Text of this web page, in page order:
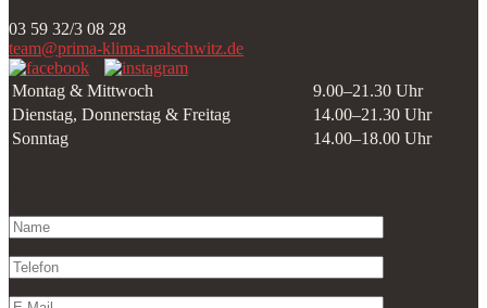
03 59 32/3 08 28
team@prima-klima-malschwitz.de
Montag & Mittwoch
9.00–21.30 Uhr
Dienstag, Donnerstag & Freitag
14.00–21.30 Uhr
Sonntag
14.00–18.00 Uhr